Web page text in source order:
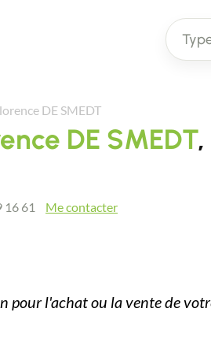
DE SMEDT
DE SMEDT
16 61 Me contacter
pour l'achat ou la vente de